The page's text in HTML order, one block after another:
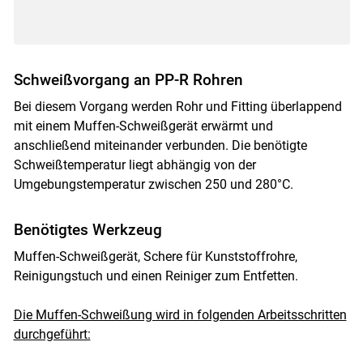
Schweißvorgang an PP-R Rohren
Bei diesem Vorgang werden Rohr und Fitting überlappend
mit einem Muffen-Schweißgerät erwärmt und
anschließend miteinander verbunden. Die benötigte
Schweißtemperatur liegt abhängig von der
Umgebungstemperatur zwischen 250 und 280°C.
Benötigtes Werkzeug
Muffen-Schweißgerät, Schere für Kunststoffrohre,
Reinigungstuch und einen Reiniger zum Entfetten.
Die Muffen-Schweißung wird in folgenden Arbeitsschritten
durchgeführt: